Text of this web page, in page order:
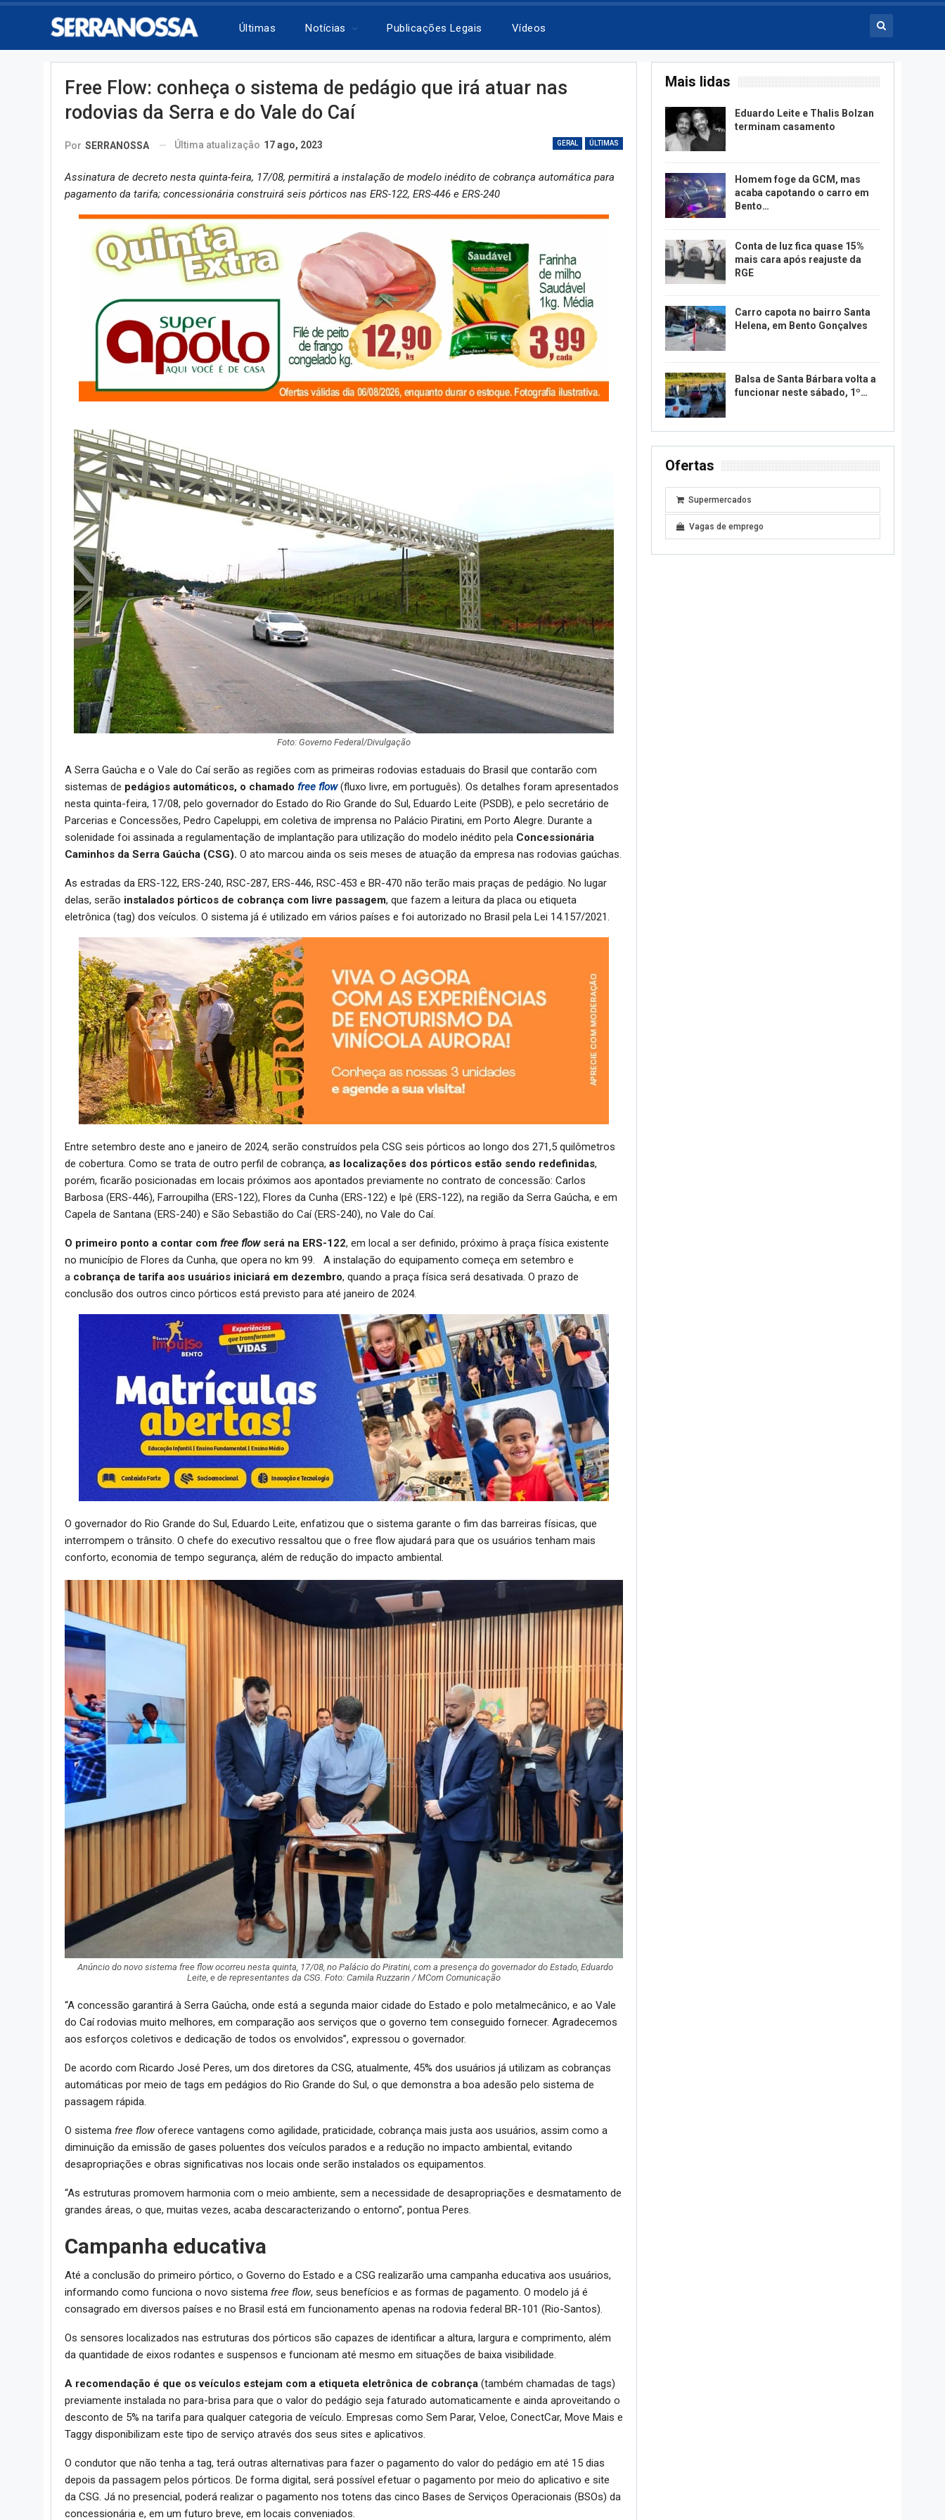
Últimas Notícias Publicações Legais Vídeos
Free Flow: conheça o sistema de pedágio que irá atuar nas
rodovias da Serra e do Vale do Caí
GERAL ÚLTIMAS
Por SERRANOSSA Última atualização 17 ago, 2023
Assinatura de decreto nesta quinta-feira, 17/08, permitirá a instalação de modelo inédito de cobrança automática para
pagamento da tarifa; concessionária construirá seis pórticos nas ERS-122, ERS-446 e ERS-240
Foto: Governo Federal/Divulgação
A Serra Gaúcha e o Vale do Caí serão as regiões com as primeiras rodovias estaduais do Brasil que contarão com
sistemas de pedágios automáticos, o chamado free flow (fluxo livre, em português). Os detalhes foram apresentados
nesta quinta-feira, 17/08, pelo governador do Estado do Rio Grande do Sul, Eduardo Leite (PSDB), e pelo secretário de
Parcerias e Concessões, Pedro Capeluppi, em coletiva de imprensa no Palácio Piratini, em Porto Alegre. Durante a
solenidade foi assinada a regulamentação de implantação para utilização do modelo inédito pela Concessionária
Caminhos da Serra Gaúcha (CSG). O ato marcou ainda os seis meses de atuação da empresa nas rodovias gaúchas.
As estradas da ERS-122, ERS-240, RSC-287, ERS-446, RSC-453 e BR-470 não terão mais praças de pedágio. No lugar
delas, serão instalados pórticos de cobrança com livre passagem, que fazem a leitura da placa ou etiqueta
eletrônica (tag) dos veículos. O sistema já é utilizado em vários países e foi autorizado no Brasil pela Lei 14.157/2021.
Entre setembro deste ano e janeiro de 2024, serão construídos pela CSG seis pórticos ao longo dos 271,5 quilômetros
de cobertura. Como se trata de outro perfil de cobrança, as localizações dos pórticos estão sendo redefinidas,
porém, ficarão posicionadas em locais próximos aos apontados previamente no contrato de concessão: Carlos
Barbosa (ERS-446), Farroupilha (ERS-122), Flores da Cunha (ERS-122) e Ipê (ERS-122), na região da Serra Gaúcha, e em
Capela de Santana (ERS-240) e São Sebastião do Caí (ERS-240), no Vale do Caí.
O primeiro ponto a contar com free flowserá na ERS-122, em local a ser definido, próximo à praça física existente
no município de Flores da Cunha, que opera no km 99. A instalação do equipamento começa em setembro e
a cobrança de tarifa aos usuários iniciará em dezembro, quando a praça física será desativada. O prazo de
conclusão dos outros cinco pórticos está previsto para até janeiro de 2024.
O governador do Rio Grande do Sul, Eduardo Leite, enfatizou que o sistema garante o fim das barreiras físicas, que
interrompem o trânsito. O chefe do executivo ressaltou que o free flow ajudará para que os usuários tenham mais
conforto, economia de tempo segurança, além de redução do impacto ambiental.
Anúncio do novo sistema free flow ocorreu nesta quinta, 17/08, no Palácio do Piratini, com a presença do governador do Estado, Eduardo
Leite, e de representantes da CSG . Foto: Camila Ruzzarin / MCom Comunicação
“A concessão garantirá à Serra Gaúcha, onde está a segunda maior cidade do Estado e polo metalmecânico, e ao Vale
do Caí rodovias muito melhores, em comparação aos serviços que o governo tem conseguido fornecer. Agradecemos
aos esforços coletivos e dedicação de todos os envolvidos”, expressou o governador.
De acordo com Ricardo José Peres, um dos diretores da CSG, atualmente, 45% dos usuários já utilizam as cobranças
automáticas por meio de tags em pedágios do Rio Grande do Sul, o que demonstra a boa adesão pelo sistema de
passagem rápida.
O sistema free flow oferece vantagens como agilidade, praticidade, cobrança mais justa aos usuários, assim como a
diminuição da emissão de gases poluentes dos veículos parados e a redução no impacto ambiental, evitando
desapropriações e obras significativas nos locais onde serão instalados os equipamentos.
“As estruturas promovem harmonia com o meio ambiente, sem a necessidade de desapropriações e desmatamento de
grandes áreas, o que, muitas vezes, acaba descaracterizando o entorno”, pontua Peres.
Campanha educativa
Até a conclusão do primeiro pórtico, o Governo do Estado e a CSG realizarão uma campanha educativa aos usuários,
informando como funciona o novo sistema free flow, seus benefícios e as formas de pagamento. O modelo já é
consagrado em diversos países e no Brasil está em funcionamento apenas na rodovia federal BR-101 (Rio-Santos).
Os sensores localizados nas estruturas dos pórticos são capazes de identificar a altura, largura e comprimento, além
da quantidade de eixos rodantes e suspensos e funcionam até mesmo em situações de baixa visibilidade.
A recomendação é que os veículos estejam com a etiqueta eletrônica de cobrança (também chamadas de tags)
previamente instalada no para-brisa para que o valor do pedágio seja faturado automaticamente e ainda aproveitando o
desconto de 5% na tarifa para qualquer categoria de veículo. Empresas como Sem Parar, Veloe, ConectCar, Move Mais e
Taggy disponibilizam este tipo de serviço através dos seus sites e aplicativos.
O condutor que não tenha a tag, terá outras alternativas para fazer o pagamento do valor do pedágio em até 15 dias
depois da passagem pelos pórticos. De forma digital, será possível efetuar o pagamento por meio do aplicativo e site
da CSG. Já no presencial, poderá realizar o pagamento nos totens das cinco Bases de Serviços Operacionais (BSOs) da
concessionária e, em um futuro breve, em locais conveniados.
Mais lidas
Eduardo Leite e Thalis Bolzan
terminam casamento
Homem foge da GCM, mas
acaba capotando o carro em
Bento…
Conta de luz fica quase 15%
mais cara após reajuste da
RGE
Carro capota no bairro Santa
Helena, em Bento Gonçalves
Balsa de Santa Bárbara volta a
funcionar neste sábado, 1º…
Ofertas
Supermercados
Vagas de emprego